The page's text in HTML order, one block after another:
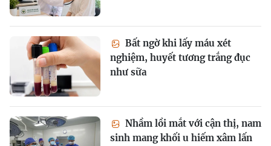
Bất ngờ khi lấy máu xét
nghiệm, huyết tương trắng đục
như sữa
Nhầm lồi mắt với cận thị, nam
sinh mang khối u hiếm xâm lấn